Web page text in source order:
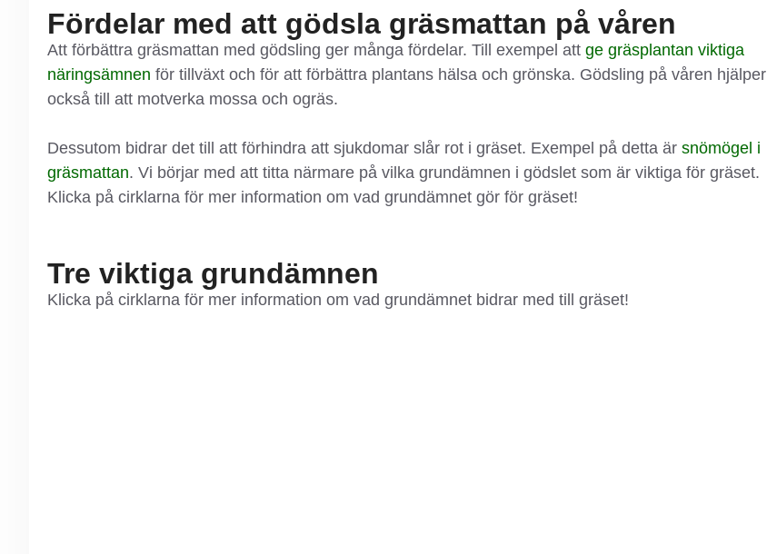
Fördelar med att gödsla gräsmattan på våren
Att förbättra gräsmattan med gödsling ger många fördelar. Till exempel att ge gräsplantan viktiga
näringsämnen för tillväxt och för att förbättra plantans hälsa och grönska. Gödsling på våren hjälper
också till att motverka mossa och ogräs.
Dessutom bidrar det till att förhindra att sjukdomar slår rot i gräset. Exempel på detta är snömögel i
gräsmattan. Vi börjar med att titta närmare på vilka grundämnen i gödslet som är viktiga för gräset.
Klicka på cirklarna för mer information om vad grundämnet gör för gräset!
Tre viktiga grundämnen
Klicka på cirklarna för mer information om vad grundämnet bidrar med till gräset!